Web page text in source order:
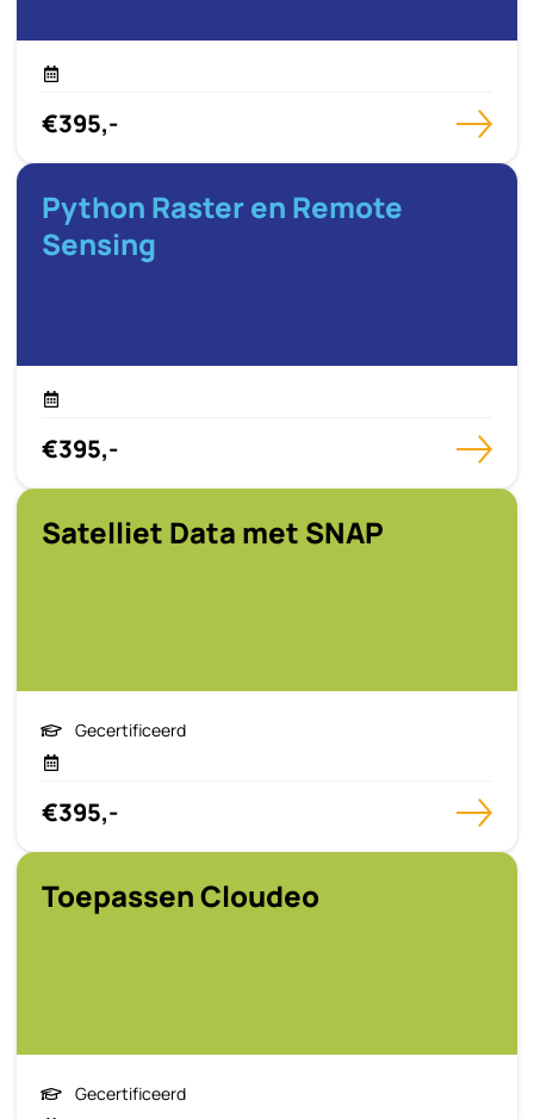
€395,-
Python Raster en Remote
Sensing
€395,-
Satelliet Data met SNAP
Gecertificeerd
€395,-
Toepassen Cloudeo
Gecertificeerd